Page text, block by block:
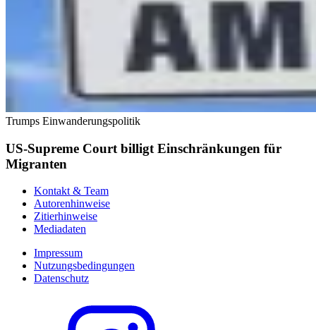
Trumps Einwanderungspolitik
US-Supreme Court billigt Einschränkungen für
Migranten
Kontakt & Team
Autorenhinweise
Zitierhinweise
Mediadaten
Impressum
Nutzungsbedingungen
Datenschutz